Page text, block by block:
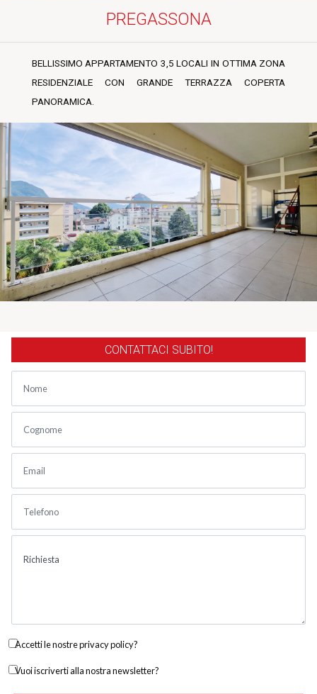
PREGASSONA
BELLISSIMO APPARTAMENTO 3,5 LOCALI IN OTTIMA ZONA
RESIDENZIALE CON GRANDE TERRAZZA COPERTA
PANORAMICA.
CONTATTACI SUBITO!
Accetti le nostre privacy policy?
Vuoi iscriverti alla nostra newsletter?